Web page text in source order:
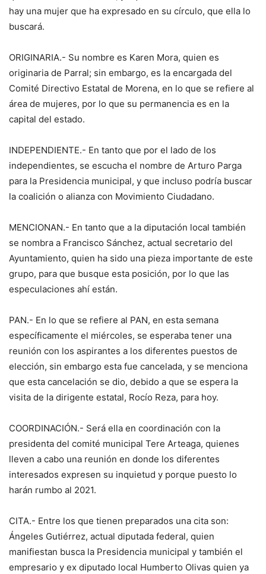
hay una mujer que ha expresado en su círculo, que ella lo
buscará.
ORIGINARIA.- Su nombre es Karen Mora, quien es
originaria de Parral; sin embargo, es la encargada del
Comité Directivo Estatal de Morena, en lo que se refiere al
área de mujeres, por lo que su permanencia es en la
capital del estado.
INDEPENDIENTE.- En tanto que por el lado de los
independientes, se escucha el nombre de Arturo Parga
para la Presidencia municipal, y que incluso podría buscar
la coalición o alianza con Movimiento Ciudadano.
MENCIONAN.- En tanto que a la diputación local también
se nombra a Francisco Sánchez, actual secretario del
Ayuntamiento, quien ha sido una pieza importante de este
grupo, para que busque esta posición, por lo que las
especulaciones ahí están.
PAN.- En lo que se refiere al PAN, en esta semana
específicamente el miércoles, se esperaba tener una
reunión con los aspirantes a los diferentes puestos de
elección, sin embargo esta fue cancelada, y se menciona
que esta cancelación se dio, debido a que se espera la
visita de la dirigente estatal, Rocío Reza, para hoy.
COORDINACIÓN.- Será ella en coordinación con la
presidenta del comité municipal Tere Arteaga, quienes
lleven a cabo una reunión en donde los diferentes
interesados expresen su inquietud y porque puesto lo
harán rumbo al 2021.
CITA.- Entre los que tienen preparados una cita son:
Ángeles Gutiérrez, actual diputada federal, quien
manifiestan busca la Presidencia municipal y también el
empresario y ex diputado local Humberto Olivas quien ya